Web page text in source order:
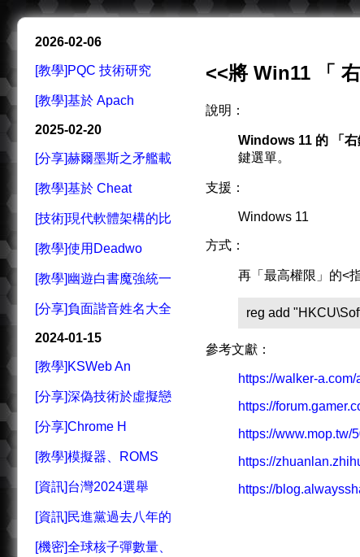
2026-02-06
[教學]PQC 技術研究
[教學]基於 Apach
2025-02-20
[分享]赫爾墨斯之矛艦載
[教學]基於 Cheat
[技術]現代軟體架構的比
[教學]使用Deadwo
[教學]幽遊白書魔強統一
[分享]負面諧音姓名大全
2024-01-15
[教學]KSWeb An
[分享]深偽技術於虛擬戀
[分享]Chrome H
[教學]模擬器、ROMS
[資訊]台灣2024選舉
[資訊]民進黨過去八年的
[機密]全球核子彈數量、
<<將 Win11 「
說明：
Windows 11 的 「右
鍵選單。
支援：
Windows 11
方式：
再「最高權限」的<
reg add
參考文獻：
https://walker-
https://
https://www.mop.tw/
https://
https://